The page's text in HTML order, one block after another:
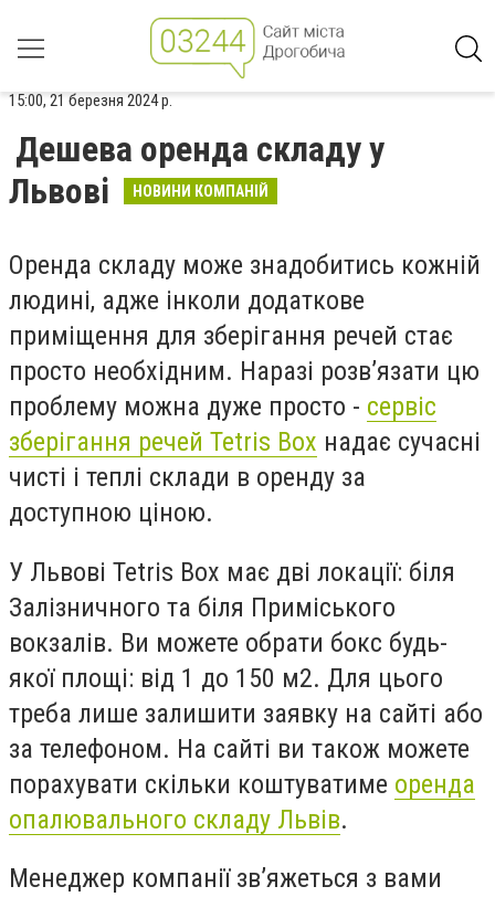
15:00, 21 березня 2024 р.
Дешева оренда складу у
Львові
НОВИНИ КОМПАНІЙ
Оренда складу може знадобитись кожній
людині, адже інколи додаткове
приміщення для зберігання речей стає
просто необхідним. Наразі розв’язати цю
проблему можна дуже просто - сервіс
зберігання речей Tetris Box надає сучасні
чисті і теплі склади в оренду за
доступною ціною.
У Львові Tetris Box має дві локації: біля
Залізничного та біля Приміського
вокзалів. Ви можете обрати бокс будь-
якої площі: від 1 до 150 м2. Для цього
треба лише залишити заявку на сайті або
за телефоном. На сайті ви також можете
порахувати скільки коштуватиме оренда
опалювального складу Львів.
Менеджер компанії зв’яжеться з вами